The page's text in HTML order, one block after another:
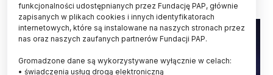
funkcjonalności udostępnianych przez Fundację PAP, głównie
zapisanych w plikach cookies i innych identyfikatorach
internetowych, które są instalowane na naszych stronach przez
nas oraz naszych zaufanych partnerów Fundacji PAP.
Gromadzone dane są wykorzystywane wyłącznie w celach:
• świadczenia usług drogą elektroniczną